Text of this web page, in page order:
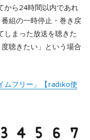
から24時間以内であれ
組の一時停止・巻き戻
しまった放送を聴きた
聴きたい」という場合
ムフリー」【radiko使